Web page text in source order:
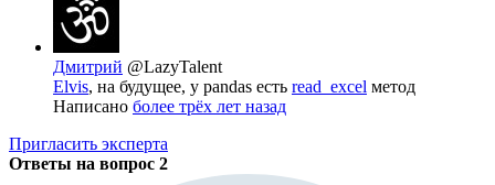
Дмитрий @LazyTalent
Elvis, на будущее, у pandas есть read_excel метод
Написано более трёх лет назад
Пригласить эксперта
Ответы на вопрос 2